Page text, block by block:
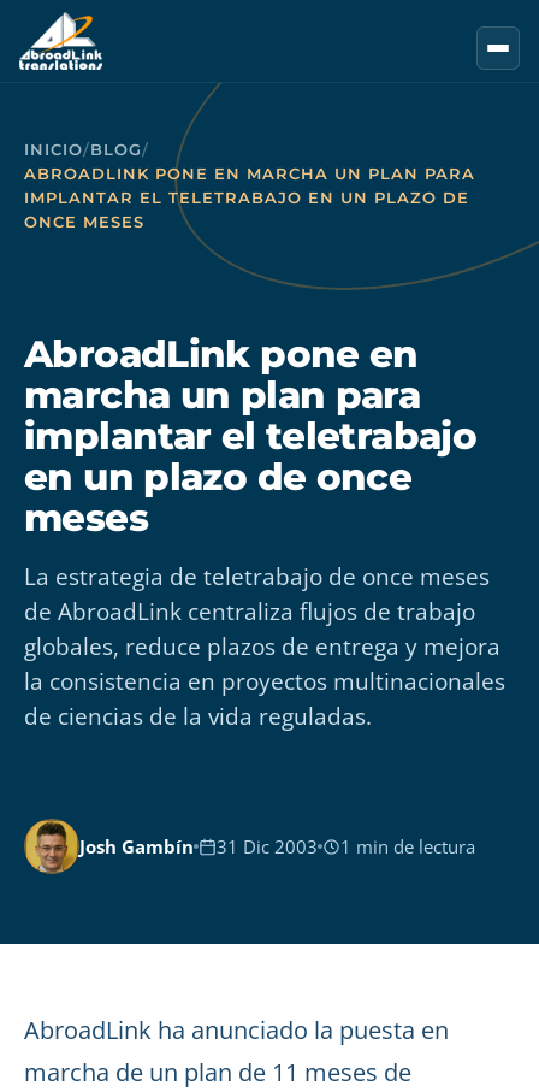
Saltar al contenido principal
INICIO/BLOG/
ABROADLINK PONE EN MARCHA UN PLAN PARA
IMPLANTAR EL TELETRABAJO EN UN PLAZO DE
ONCE MESES
AbroadLink pone en
marcha un plan para
implantar el teletrabajo
en un plazo de once
meses
La estrategia de teletrabajo de once meses
de AbroadLink centraliza flujos de trabajo
globales, reduce plazos de entrega y mejora
la consistencia en proyectos multinacionales
de ciencias de la vida reguladas.
Josh Gambín 31 Dic 2003 1 min de lectura
AbroadLink ha anunciado la puesta en
marcha de un plan de 11 meses de